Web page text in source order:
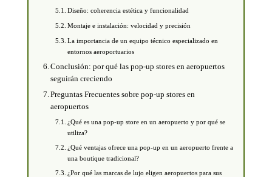
Diseño: coherencia estética y funcionalidad
Montaje e instalación: velocidad y precisión
La importancia de un equipo técnico especializado en
entornos aeroportuarios
Conclusión: por qué las pop-up stores en aeropuertos
seguirán creciendo
Preguntas Frecuentes sobre pop-up stores en
aeropuertos
¿Qué es una pop-up store en un aeropuerto y por qué se
utiliza?
¿Qué ventajas ofrece una pop-up en un aeropuerto frente a
una boutique tradicional?
¿Por qué las marcas de lujo eligen aeropuertos para sus